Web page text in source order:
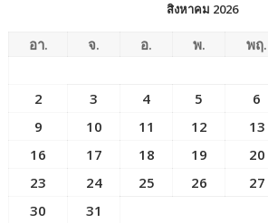
สิงหาคม 2026
อา. จ. อ. พ. พฤ.
2
3 4 5 6
9
10 11 12 13
16
17 18 19 20
23
24 25 26 27
30
31